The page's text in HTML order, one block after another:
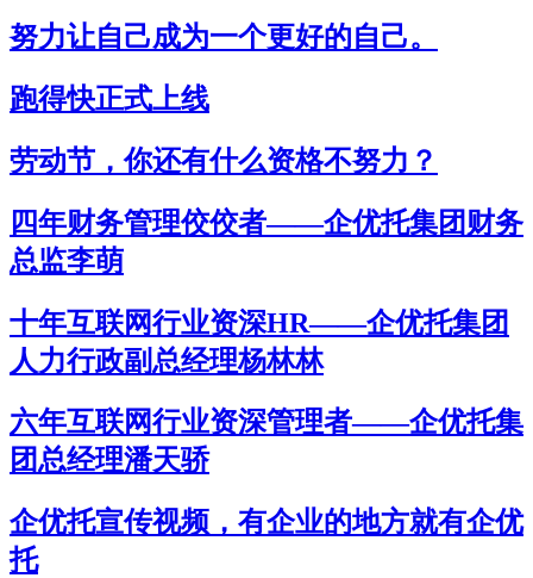
努力让自己成为一个更好的自己。
跑得快正式上线
劳动节，你还有什么资格不努力？
四年财务管理佼佼者——企优托集团财务
总监李萌
十年互联网行业资深HR——企优托集团
人力行政副总经理杨林林
六年互联网行业资深管理者——企优托集
团总经理潘天骄
企优托宣传视频，有企业的地方就有企优
托